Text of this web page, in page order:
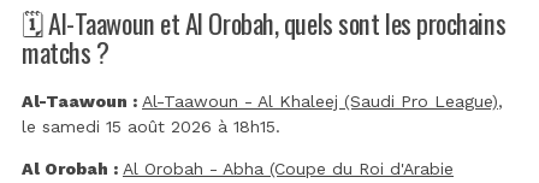
🗓️ Al-Taawoun et Al Orobah, quels sont les prochains
matchs ?
Al-Taawoun : Al-Taawoun - Al Khaleej (Saudi Pro League),
le samedi 15 août 2026 à 18h15.
Al Orobah : Al Orobah - Abha (Coupe du Roi d'Arabie